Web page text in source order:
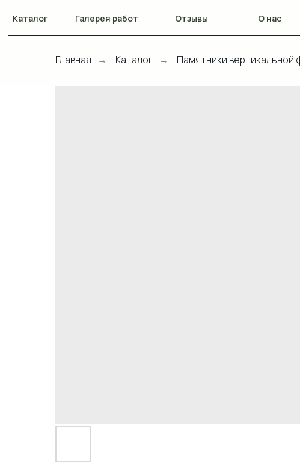
О нас
Отзывы
Галерея работ
Каталог
Главная → Каталог → Памятники вертикальной